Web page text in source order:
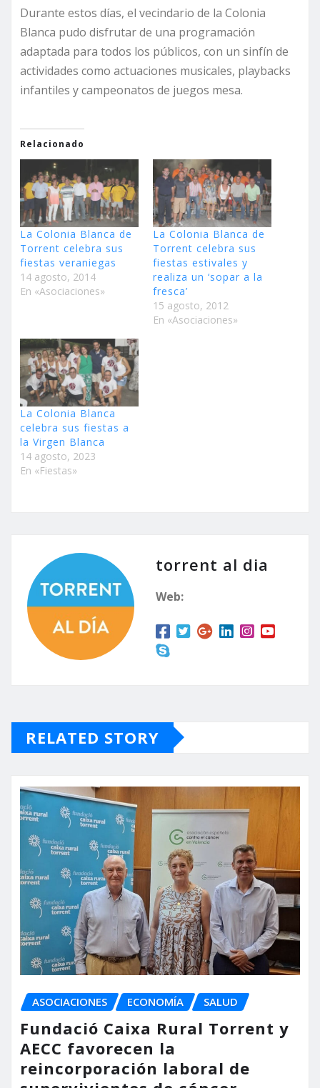
Durante estos días, el vecindario de la Colonia
Blanca pudo disfrutar de una programación
adaptada para todos los públicos, con un sinfín de
actividades como actuaciones musicales, playbacks
infantiles y campeonatos de juegos mesa.
Relacionado
La Colonia Blanca de
Torrent celebra sus
fiestas veraniegas
14 agosto, 2014
En «Asociaciones»
La Colonia Blanca de
Torrent celebra sus
fiestas estivales y
realiza un ‘sopar a la
fresca’
15 agosto, 2012
En «Asociaciones»
La Colonia Blanca
celebra sus fiestas a
la Virgen Blanca
14 agosto, 2023
En «Fiestas»
torrent al dia
Web:
RELATED STORY
ASOCIACIONES ECONOMÍA SALUD
Fundació Caixa Rural Torrent y
AECC favorecen la
reincorporación laboral de